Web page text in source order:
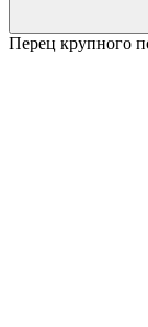
Перец крупного